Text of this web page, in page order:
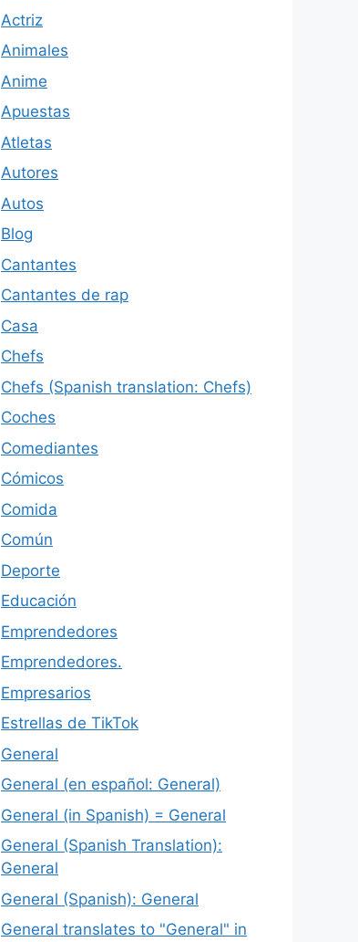
Actriz
Animales
Anime
Apuestas
Atletas
Autores
Autos
Blog
Cantantes
Cantantes de rap
Casa
Chefs
Chefs (Spanish translation: Chefs)
Coches
Comediantes
Cómicos
Comida
Común
Deporte
Educación
Emprendedores
Emprendedores.
Empresarios
Estrellas de TikTok
General
General (en español: General)
General (in Spanish) = General
General (Spanish Translation):
General
General (Spanish): General
General translates to "General" in